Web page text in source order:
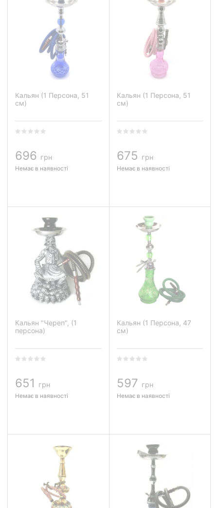
Кальян (1 Персона, 51
см)
696 грн
Немає в наявності
Кальян (1 Персона, 51
см)
675 грн
Немає в наявності
Кальян "Череп", (1
персона)
651 грн
Немає в наявності
Кальян (1 Персона, 47
см)
597 грн
Немає в наявності